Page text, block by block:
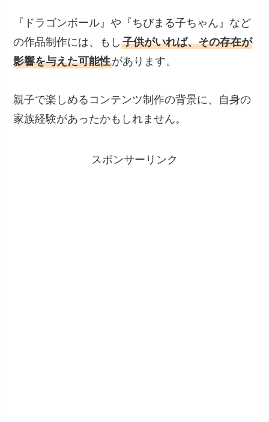
『ドラゴンボール』や『ちびまる子ちゃん』など
の作品制作には、もし子供がいれば、その存在が
影響を与えた可能性があります。
親子で楽しめるコンテンツ制作の背景に、自身の
家族経験があったかもしれません。
スポンサーリンク